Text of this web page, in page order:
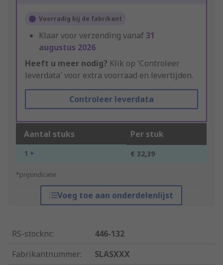
Voorradig bij de fabrikant
Klaar voor verzending vanaf31
augustus 2026
Heeft u meer nodig? Klik op 'Controleer
leverdata' voor extra voorraad en levertijden.
Controleer leverdata
Aantal stuks Per stuk
1 + € 32,39
*prijsindicatie
Voeg toe aan onderdelenlijst
RS-stocknr.:
446-132
Fabrikantnummer:
SLASXXX